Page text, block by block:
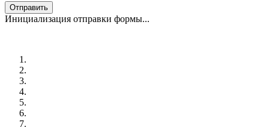
Отправить
Инициализация отправки формы...